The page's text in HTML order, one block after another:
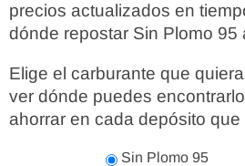
precios actualizados en
dónde repostar Sin Plomo 95
Elige el carburante que
ver dónde puedes
ahorrar en cada depósito que
Sin Plomo 95